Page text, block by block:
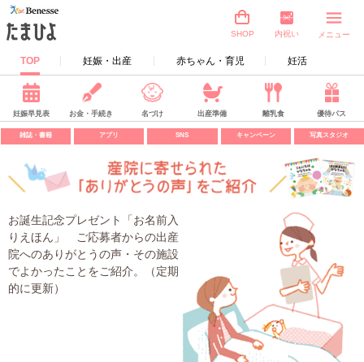
TOP 妊娠・出産 赤ちゃん・育児 妊活
SHOP 内祝い メニュー
妊娠早見表 お金・手続き 名づけ 出産準備 離乳食 優待パス
雑誌・書籍 アプリ SNS キャンペーン 写真スタジオ
お誕生記念プレゼント「お名前入
りえほん」 ご応募者からの出産
院へのありがとうの声・その施設
でよかったことをご紹介。（定期
的に更新）